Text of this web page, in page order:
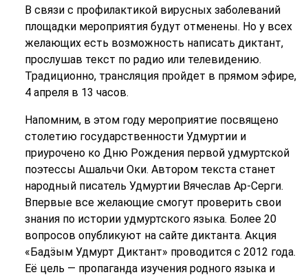
В связи с профилактикой вирусных заболеваний
площадки мероприятия будут отменены. Но у всех
желающих есть возможность написать диктант,
прослушав текст по радио или телевидению.
Традиционно, трансляция пройдет в прямом эфире,
4 апреля в 13 часов.
Напомним, в этом году мероприятие посвящено
столетию государственности Удмуртии и
приурочено ко Дню Рождения первой удмуртской
поэтессы Ашальчи Оки. Автором текста станет
народный писатель Удмуртии Вячеслав Ар-Серги.
Впервые все желающие смогут проверить свои
знания по истории удмуртского языка. Более 20
вопросов опубликуют на сайте диктанта. Акция
«Бадӟым Удмурт Диктант» проводится с 2012 года.
Её цель — пропаганда изучения родного языка и